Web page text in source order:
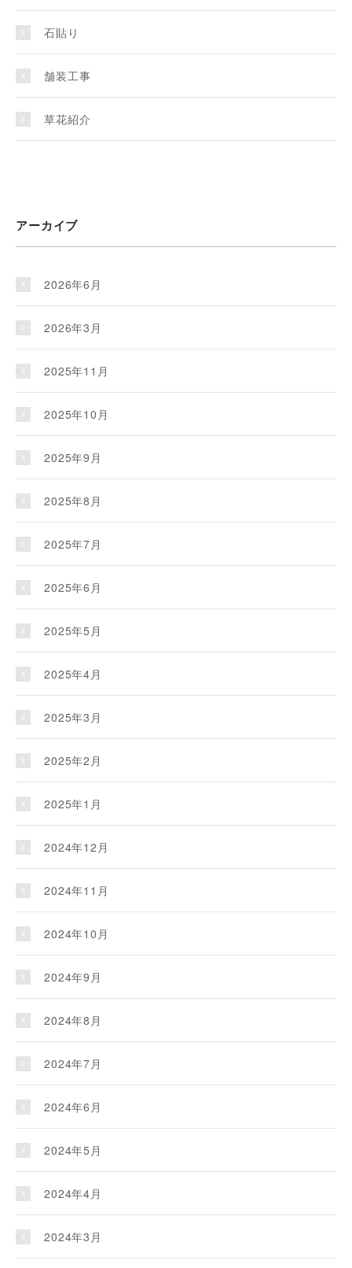
石貼り
舗装工事
草花紹介
アーカイブ
2026年6月
2026年3月
2025年11月
2025年10月
2025年9月
2025年8月
2025年7月
2025年6月
2025年5月
2025年4月
2025年3月
2025年2月
2025年1月
2024年12月
2024年11月
2024年10月
2024年9月
2024年8月
2024年7月
2024年6月
2024年5月
2024年4月
2024年3月